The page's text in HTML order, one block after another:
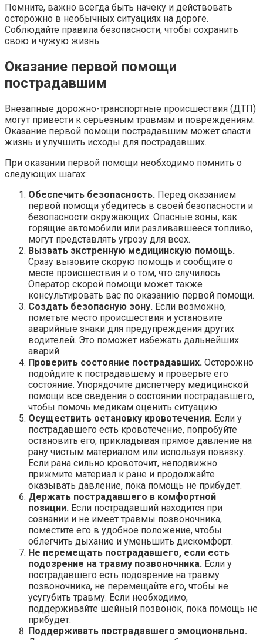
Помните, важно всегда быть начеку и действовать
осторожно в необычных ситуациях на дороге.
Соблюдайте правила безопасности, чтобы сохранить
свою и чужую жизнь.
Оказание первой помощи
пострадавшим
Внезапные дорожно-транспортные происшествия (ДТП)
могут привести к серьезным травмам и повреждениям.
Оказание первой помощи пострадавшим может спасти
жизнь и улучшить исходы для пострадавших.
При оказании первой помощи необходимо помнить о
следующих шагах:
Обеспечить безопасность. Перед оказанием
первой помощи убедитесь в своей безопасности и
безопасности окружающих. Опасные зоны, как
горящие автомобили или разливавшееся топливо,
могут представлять угрозу для всех.
Вызвать экстренную медицинскую помощь.
Сразу вызовите скорую помощь и сообщите о
месте происшествия и о том, что случилось.
Оператор скорой помощи может также
консультировать вас по оказанию первой помощи.
Создать безопасную зону. Если возможно,
пометьте место происшествия и установите
аварийные знаки для предупреждения других
водителей. Это поможет избежать дальнейших
аварий.
Проверить состояние пострадавших. Осторожно
подойдите к пострадавшему и проверьте его
состояние. Упорядочите диспетчеру медицинской
помощи все сведения о состоянии пострадавшего,
чтобы помочь медикам оценить ситуацию.
Осуществить остановку кровотечения. Если у
пострадавшего есть кровотечение, попробуйте
остановить его, прикладывая прямое давление на
рану чистым материалом или используя повязку.
Если рана сильно кровоточит, неподвижно
прижмите материал к ране и продолжайте
оказывать давление, пока помощь не прибудет.
Держать пострадавшего в комфортной
позиции. Если пострадавший находится при
сознании и не имеет травмы позвоночника,
поместите его в удобное положение, чтобы
облегчить дыхание и уменьшить дискомфорт.
Не перемещать пострадавшего, если есть
подозрение на травму позвоночника. Если у
пострадавшего есть подозрение на травму
позвоночника, не перемещайте его, чтобы не
усугубить травму. Если необходимо,
поддерживайте шейный позвонок, пока помощь не
прибудет.
Поддерживать пострадавшего эмоционально.